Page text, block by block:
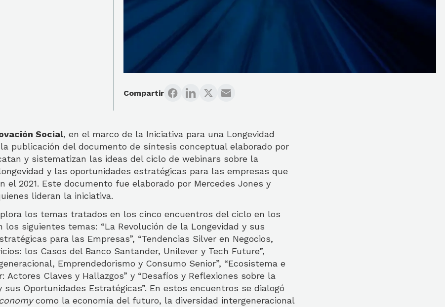
Compartir
Social, en el marco de la Iniciativa para una Longevidad
publicación del documento de síntesis conceptual elaborado por
y sistematizan las ideas del ciclo de webinars sobre la
y las oportunidades estratégicas para las empresas que
el 2021. Este documento fue elaborado por Mercedes Jones y
lideran la iniciativa.
los temas tratados en los cinco encuentros del ciclo en los
los siguientes temas: “La Revolución de la Longevidad y sus
para las Empresas”, “Tendencias Silver en Negocios,
los Casos del Banco Santander, Unilever y Tech Future”,
Emprendedorismo y Consumo Senior”, “Ecosistema e
Actores Claves y Hallazgos” y “Desafíos y Reflexiones sobre la
sus Oportunidades Estratégicas”. En estos encuentros se dialogó
como la economía del futuro, la diversidad intergeneracional